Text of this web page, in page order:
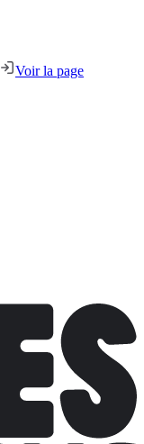
Voir la page